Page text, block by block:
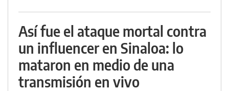
Así fue el ataque mortal contra
un influencer en Sinaloa: lo
mataron en medio de una
transmisión en vivo